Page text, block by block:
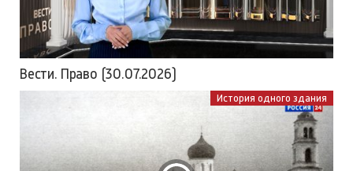
Вести. Право (30.07.2026)
История одного здания